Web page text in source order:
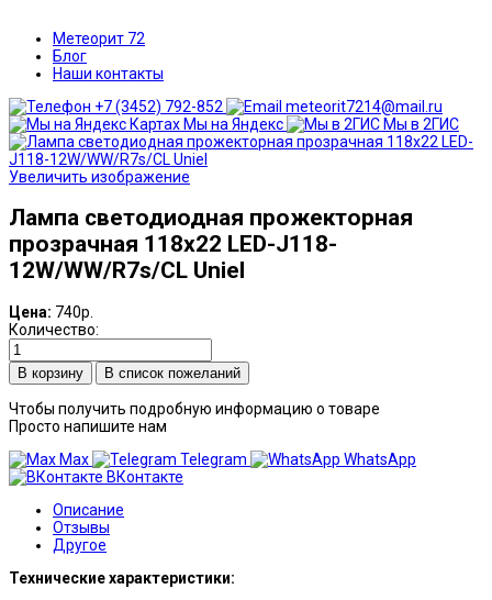
Метеорит 72
Блог
Наши контакты
+7 (3452) 792-852
meteorit7214@mail.ru
Мы на Яндекс
Мы в 2ГИС
Увеличить изображение
Лампа светодиодная прожекторная
прозрачная 118x22 LED-J118-
12W/WW/R7s/CL Uniel
Цена: 740р.
Количество:
В список пожеланий
Чтобы получить подробную информацию о товаре
Просто напишите нам
Max
Telegram
WhatsApp
ВКонтакте
Описание
Отзывы
Другое
Технические характеристики: